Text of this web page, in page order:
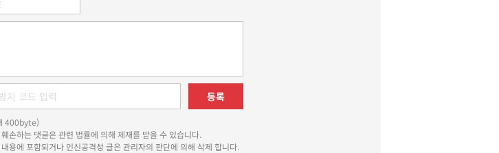
등록
400byte)
손하는 댓글은 관련 법률에 의해 제재를 받을 수 있습니다.
용에 포함되거나 인신공격성 글은 관리자의 판단에 의해 삭제 합니다.